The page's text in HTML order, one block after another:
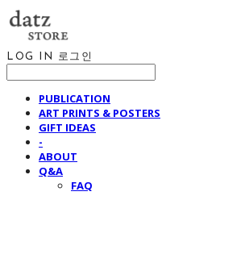
LOG IN 로그인
PUBLICATION
ART PRINTS & POSTERS
GIFT IDEAS
-
ABOUT
Q&A
FAQ